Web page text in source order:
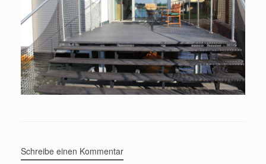
Schreibe einen Kommentar